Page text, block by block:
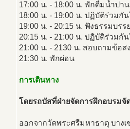
17:00 น. - 18:00 น. พักดื่มน้ำปา
18:00 น. - 19:00 น. ปฏิบัติร่วมกั
19:00 น. - 20:15 น. ฟังธรรมบร
20:15 น. - 21:00 น. ปฏิบัติร่วมกั
21:00 น. - 2130 น. สอบถามข้อ
21:30 น. พักผ่อน
การเดินทาง
โดยรถบัสที่ฝ่ายจัดการฝึกอบรมจั
ออกจากวัดพระศรีมหาธาตุ บาง